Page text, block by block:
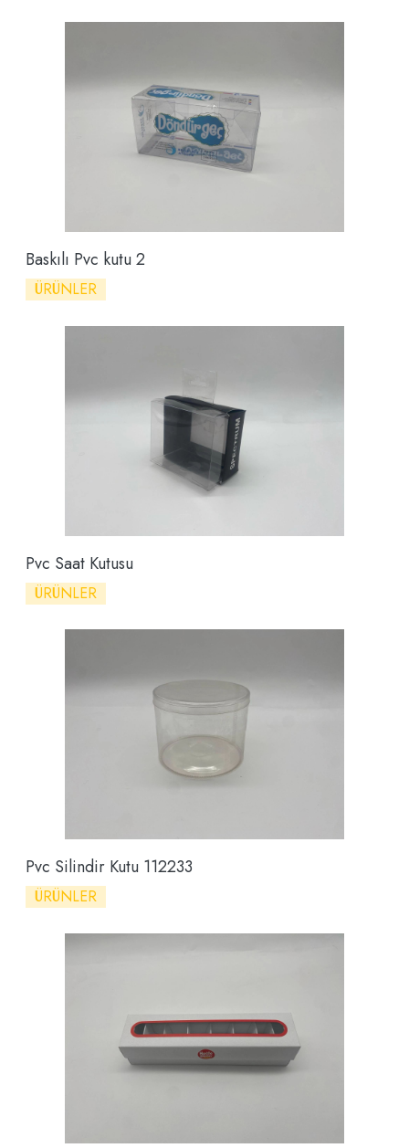
Baskılı Pvc kutu 2
ÜRÜNLER
Pvc Saat Kutusu
ÜRÜNLER
Pvc Silindir Kutu 112233
ÜRÜNLER